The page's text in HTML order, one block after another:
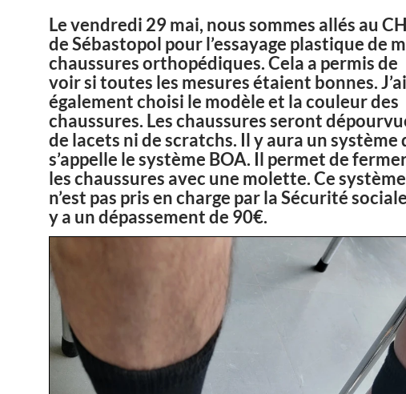
Le vendredi 29 mai, nous sommes allés au
de Sébastopol pour l’essayage plastique de
chaussures orthopédiques. Cela a permis de
voir si toutes les mesures étaient bonnes. J’ai
également choisi le modèle et la couleur des
chaussures. Les chaussures seront
de lacets ni de scratchs. Il y aura un système
s’appelle le système BOA. Il permet de
les chaussures avec une molette. Ce système
n’est pas pris en charge par la Sécurité
y a un dépassement de 90€.